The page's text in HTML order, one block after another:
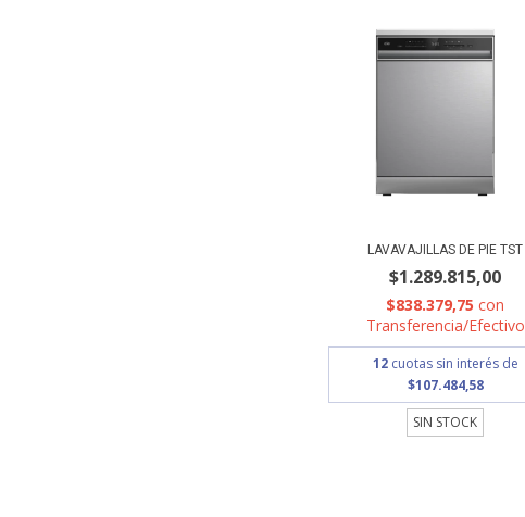
LAVAVAJILLAS DE PIE TST
$1.289.815,00
$838.379,75con
Transferencia/Efectivo
12 cuotas sin interés de
$107.484,58
SIN STOCK